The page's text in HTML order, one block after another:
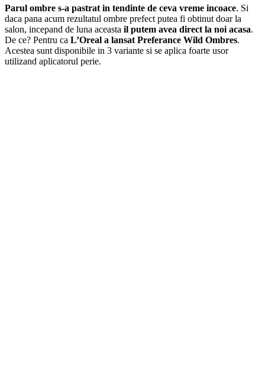
Parul ombre s-a pastrat in tendinte de ceva vreme incoace. Si
daca pana acum rezultatul ombre prefect putea fi obtinut doar la
salon, incepand de luna aceasta il putem avea direct la noi acasa.
De ce? Pentru ca L’Oreal a lansat Preferance Wild Ombres.
Acestea sunt disponibile in 3 variante si se aplica foarte usor
utilizand aplicatorul perie.